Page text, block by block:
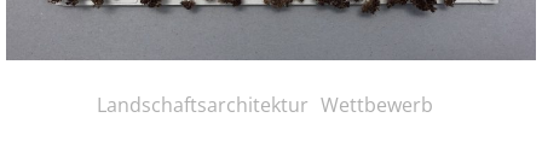
Landschaftsarchitektur Wettbewerb